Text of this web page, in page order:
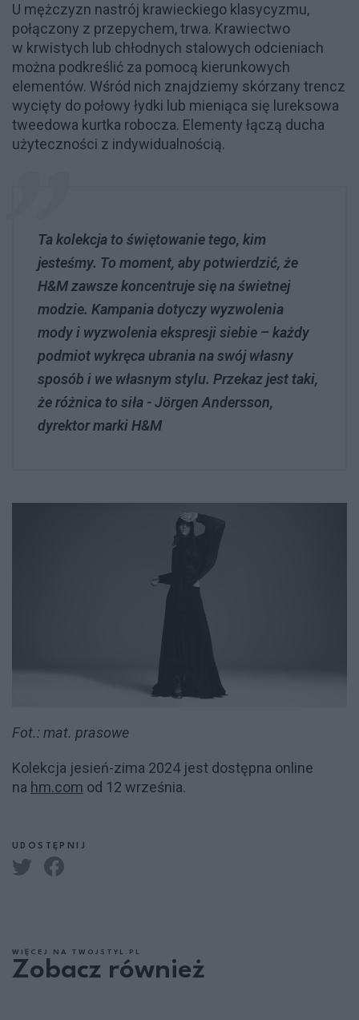
U mężczyzn nastrój krawieckiego klasycyzmu,
połączony z przepychem, trwa. Krawiectwo
w krwistych lub chłodnych stalowych odcieniach
można podkreślić za pomocą kierunkowych
elementów. Wśród nich znajdziemy skórzany trencz
wycięty do połowy łydki lub mieniąca się lureksowa
tweedowa kurtka robocza. Elementy łączą ducha
użyteczności z indywidualnością.
Ta kolekcja to świętowanie tego, kim
jesteśmy. To moment, aby potwierdzić, że
H&M zawsze koncentruje się na świetnej
modzie. Kampania dotyczy wyzwolenia
mody i wyzwolenia ekspresji siebie – każdy
podmiot wykręca ubrania na swój własny
sposób i we własnym stylu. Przekaz jest taki,
że różnica to siła - Jörgen Andersson,
dyrektor marki H&M
Fot.: mat. prasowe
Kolekcja jesień-zima 2024 jest dostępna online
na hm.com od 12 września.
UDOSTĘPNIJ
WIĘCEJ NA TWOJSTYL.PL
Zobacz również